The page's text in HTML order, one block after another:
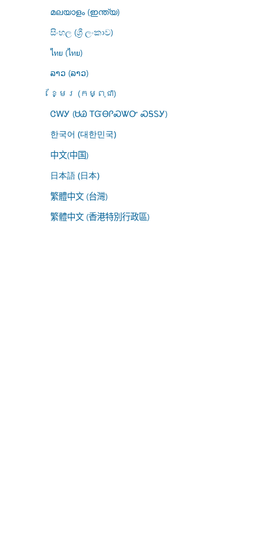
മലയാളം (ഇന്ത്യ)
සිංහල (ශ්‍රී ලංකාව)
ไทย (ไทย)
ລາວ (ລາວ)
ខ្មែរ (កម្ពុជា)
ᏣᎳᎩ (ᏌᏊ ᎢᏳᎾᎵᏍᏔᏅ ᏍᎦᏚᎩ)
한국어 (대한민국)
中文(中国)
日本語 (日本)
繁體中文 (台灣)
繁體中文 (香港特別行政區)